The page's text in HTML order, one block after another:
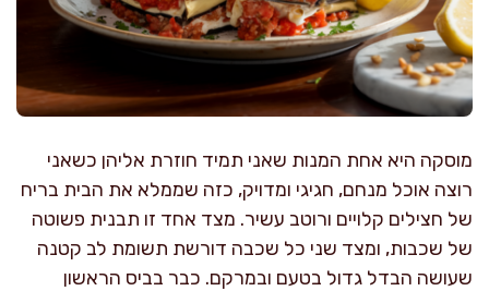
מוסקה היא אחת המנות שאני תמיד חוזרת אליהן כשאני
רוצה אוכל מנחם, חגיגי ומדויק, כזה שממלא את הבית בריח
של חצילים קלויים ורוטב עשיר. מצד אחד זו תבנית פשוטה
של שכבות, ומצד שני כל שכבה דורשת תשומת לב קטנה
שעושה הבדל גדול בטעם ובמרקם. כבר בביס הראשון